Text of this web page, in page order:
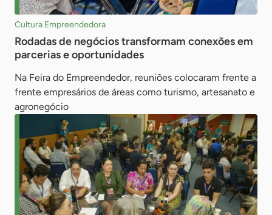
Cultura Empreendedora
Rodadas de negócios transformam conexões em
parcerias e oportunidades
Na Feira do Empreendedor, reuniões colocaram frente a
frente empresários de áreas como turismo, artesanato e
agronegócio